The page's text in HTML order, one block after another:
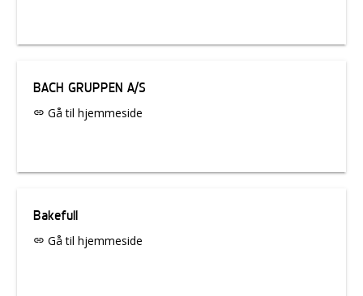
BACH GRUPPEN A/S
link Gå til hjemmeside
Bakefull
link Gå til hjemmeside